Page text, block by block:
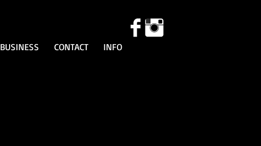
BUSINESS CONTACT INFO